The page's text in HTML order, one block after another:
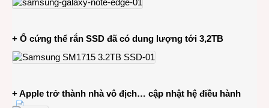
+ Ổ cứng thể rắn SSD đã có dung lượng tới 3,2TB
+ Apple trở thành nhà vô địch… cập nhật hệ điều hành